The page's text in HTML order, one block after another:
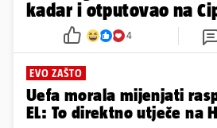
kadar i otputovao na
4
EVO ZAŠTO
Uefa morala mijenjati
EL: To direktno utječe na